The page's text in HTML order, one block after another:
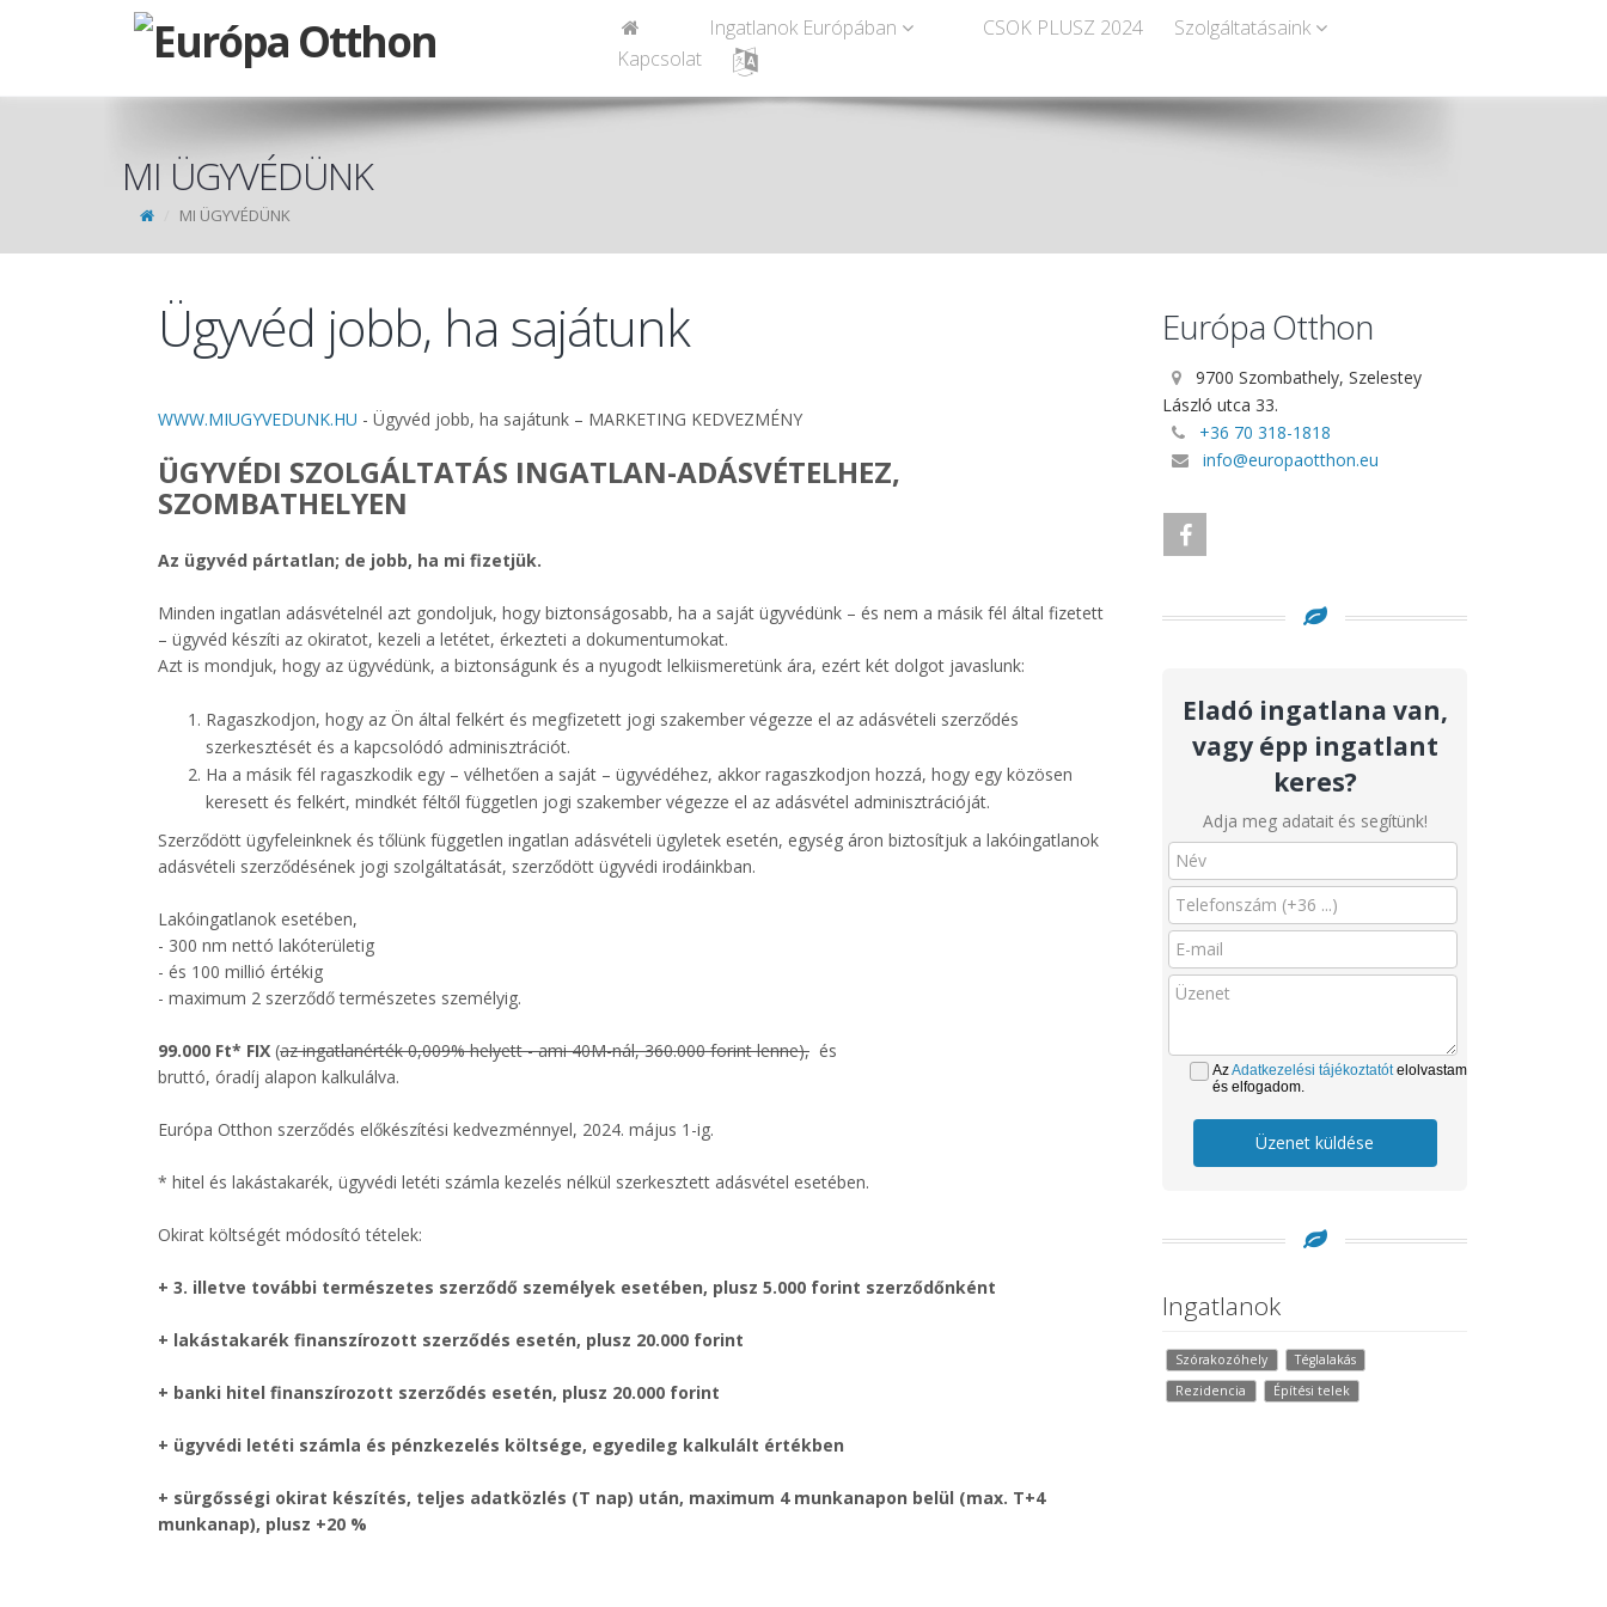
Ingatlanok Európában CSOK PLUSZ 2024
Szolgáltatásaink
Kapcsolat
MI ÜGYVÉDÜNK
MI ÜGYVÉDÜNK
Ügyvéd jobb, ha sajátunk
WWW.MIUGYVEDUNK.HU - Ügyvéd jobb, ha sajátunk – MARKETING KEDVEZMÉNY
ÜGYVÉDI SZOLGÁLTATÁS INGATLAN-ADÁSVÉTELHEZ,
SZOMBATHELYEN
Az ügyvéd pártatlan; de jobb, ha mi fizetjük.
Minden ingatlan adásvételnél azt gondoljuk, hogy biztonságosabb, ha a saját ügyvédünk – és nem a másik fél által fizetett
– ügyvéd készíti az okiratot, kezeli a letétet, érkezteti a dokumentumokat.
Azt is mondjuk, hogy az ügyvédünk, a biztonságunk és a nyugodt lelkiismeretünk ára, ezért két dolgot javaslunk:
Ragaszkodjon, hogy az Ön által felkért és megfizetett jogi szakember végezze el az adásvételi szerződés
szerkesztését és a kapcsolódó adminisztrációt.
Ha a másik fél ragaszkodik egy – vélhetően a saját – ügyvédéhez, akkor ragaszkodjon hozzá, hogy egy közösen
keresett és felkért, mindkét féltől független jogi szakember végezze el az adásvétel adminisztrációját.
Szerződött ügyfeleinknek és tőlünk független ingatlan adásvételi ügyletek esetén, egység áron biztosítjuk a lakóingatlanok
adásvételi szerződésének jogi szolgáltatását, szerződött ügyvédi irodáinkban.
Lakóingatlanok esetében,
- 300 nm nettó lakóterületig
- és 100 millió értékig
- maximum 2 szerződő természetes személyig.
99.000 Ft* FIX (az ingatlanérték 0,009% helyett - ami 40M-nál, 360.000 forint lenne), és
bruttó, óradíj alapon kalkulálva.
Európa Otthon szerződés előkészítési kedvezménnyel, 2024. május 1-ig.
* hitel és lakástakarék, ügyvédi letéti számla kezelés nélkül szerkesztett adásvétel esetében.
Okirat költségét módosító tételek:
+ 3. illetve további természetes szerződő személyek esetében, plusz 5.000 forint szerződőnként
+ lakástakarék finanszírozott szerződés esetén, plusz 20.000 forint
+ banki hitel finanszírozott szerződés esetén, plusz 20.000 forint
+ ügyvédi letéti számla és pénzkezelés költsége, egyedileg kalkulált értékben
+ sürgősségi okirat készítés, teljes adatközlés (T nap) után, maximum 4 munkanapon belül (max. T+4
munkanap), plusz +20 %
Európa Otthon
9700 Szombathely, Szelestey
László utca 33.
+36 70 318-1818
info@europaotthon.eu
Eladó ingatlana van,
vagy épp ingatlant
keres?
Adja meg adatait és segítünk!
AzAdatkezelési tájékoztatótelolvastam
és elfogadom.
Üzenet küldése
Ingatlanok
Szórakozóhely
Téglalakás
Rezidencia
Építési telek